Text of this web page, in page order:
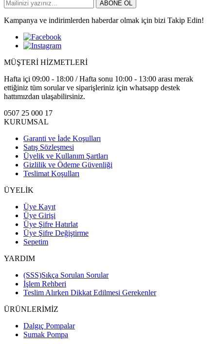
ABONE OL
Kampanya ve indirimlerden haberdar olmak için bizi Takip Edin!
MÜŞTERİ HİZMETLERİ
Hafta içi 09:00 - 18:00 / Hafta sonu 10:00 - 13:00 arası merak
ettiğiniz tüm sorular ve siparişleriniz için whatsapp destek
hattımızdan ulaşabilirsiniz.
0507 25 000 17
KURUMSAL
Garanti ve İade Koşulları
Satış Sözleşmesi
Üyelik ve Kullanım Şartları
Gizlilik ve Ödeme Güvenliği
Teslimat Koşulları
ÜYELİK
Üye Kayıt
Üye Girişi
Üye Şifre Hatırlat
Üye Şifre Değiştirme
Sepetim
YARDIM
(SSS)Sıkça Sorulan Sorular
İşlem Rehberi
Teslim Alırken Dikkat Edilmesi Gerekenler
ÜRÜNLERİMİZ
Dalgıç Pompalar
Sumak Pompa